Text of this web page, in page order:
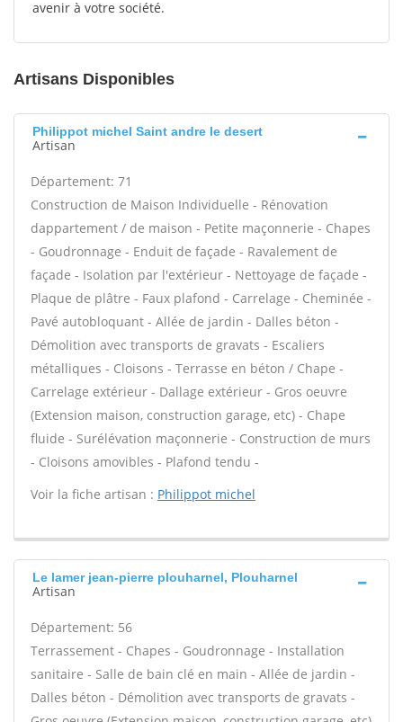
avenir à votre société.
Artisans Disponibles
Philippot michel Saint andre le desert
Artisan
Département: 71
Construction de Maison Individuelle - Rénovation
dappartement / de maison - Petite maçonnerie - Chapes
- Goudronnage - Enduit de façade - Ravalement de
façade - Isolation par l'extérieur - Nettoyage de façade -
Plaque de plâtre - Faux plafond - Carrelage - Cheminée -
Pavé autobloquant - Allée de jardin - Dalles béton -
Démolition avec transports de gravats - Escaliers
métalliques - Cloisons - Terrasse en béton / Chape -
Carrelage extérieur - Dallage extérieur - Gros oeuvre
(Extension maison, construction garage, etc) - Chape
fluide - Surélévation maçonnerie - Construction de murs
- Cloisons amovibles - Plafond tendu -
Voir la fiche artisan : Philippot michel
Le lamer jean-pierre plouharnel, Plouharnel
Artisan
Département: 56
Terrassement - Chapes - Goudronnage - Installation
sanitaire - Salle de bain clé en main - Allée de jardin -
Dalles béton - Démolition avec transports de gravats -